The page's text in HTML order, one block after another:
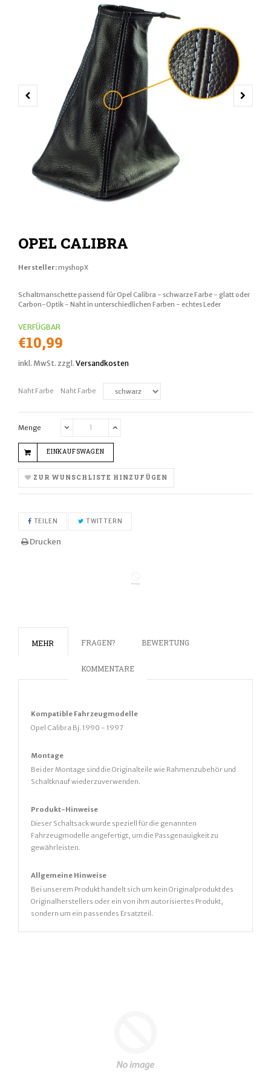
VORHERIGER SCHIEBER
OPEL CALIBRA
Hersteller:myshopX
Schaltmanschette passend für Opel Calibra - schwarze Farbe - glatt oder
Carbon-Optik - Naht in unterschiedlichen Farben - echtes Leder
VERFÜGBAR
Normaler
Preis
€10,99
inkl. MwSt. zzgl. Versandkosten
Naht Farbe Naht Farbe
Menge
missing:
de.cart.general.reduce_quantity
EINKAUFSWAGEN
ZUR WUNSCHLISTE HINZUFÜGEN
TEILEN AUF FACEBOOK TEILEN
TWITTERN
Drucken
MEHR FRAGEN? BEWERTUNG
KOMMENTARE
Kompatible Fahrzeugmodelle
Opel Calibra Bj. 1990 - 1997
Montage
Bei der Montage sind die Originalteile wie Rahmenzubehör und
Schaltknauf wiederzuverwenden.
Produkt-Hinweise
Dieser Schaltsack wurde speziell für die genannten
Fahrzeugmodelle angefertigt, um die Passgenauigkeit zu
gewährleisten.
Allgemeine Hinweise
Bei unserem Produkt handelt sich um kein Originalprodukt des
Originalherstellers oder ein von ihm autorisiertes Produkt,
sondern um ein passendes Ersatzteil.